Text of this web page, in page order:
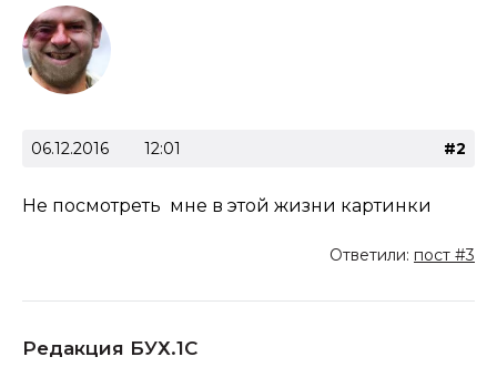
06.12.2016 12:01 #2
Не посмотреть мне в этой жизни картинки
Ответили: пост #3
Редакция БУХ.1С